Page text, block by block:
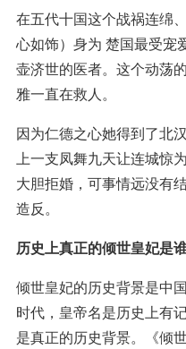
在五代十国这个战祸连绵
心如饰）身为 楚国最受宠
壶济世的医者。这个动荡
雅一直在救人。
因为仁德之心她得到了北
上一支凤舞九天让连城惊
大胆拒婚，可事情远没有
造反。
历史上真正的倾世皇妃是
倾世皇妃的历史背景是中
时代，皇帝名是历史上有
是真正的历史背景。《倾